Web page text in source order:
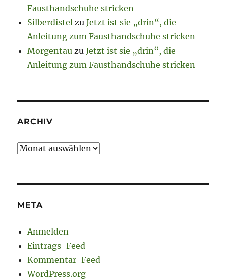
Fausthandschuhe stricken
Silberdistel zuJetzt ist sie „drin“, die
Anleitung zum Fausthandschuhe stricken
Morgentau zuJetzt ist sie „drin“, die
Anleitung zum Fausthandschuhe stricken
ARCHIV
Archiv
META
Anmelden
Eintrags-Feed
Kommentar-Feed
WordPress.org